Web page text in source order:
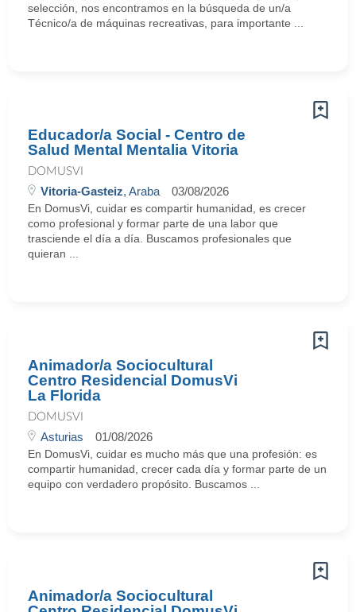
selección, nos encontramos en la búsqueda de un/a
Técnico/a de máquinas recreativas, para importante ...
Educador/a Social - Centro de
Salud Mental Mentalia Vitoria
DOMUSVI
Vitoria-Gasteiz, Araba 03/08/2026
En DomusVi, cuidar es compartir humanidad, es crecer
como profesional y formar parte de una labor que
trasciende el día a día. Buscamos profesionales que
quieran ...
Animador/a Sociocultural
Centro Residencial DomusVi
La Florida
DOMUSVI
Asturias 01/08/2026
En DomusVi, cuidar es mucho más que una profesión: es
compartir humanidad, crecer cada día y formar parte de un
equipo con verdadero propósito. Buscamos ...
Animador/a Sociocultural